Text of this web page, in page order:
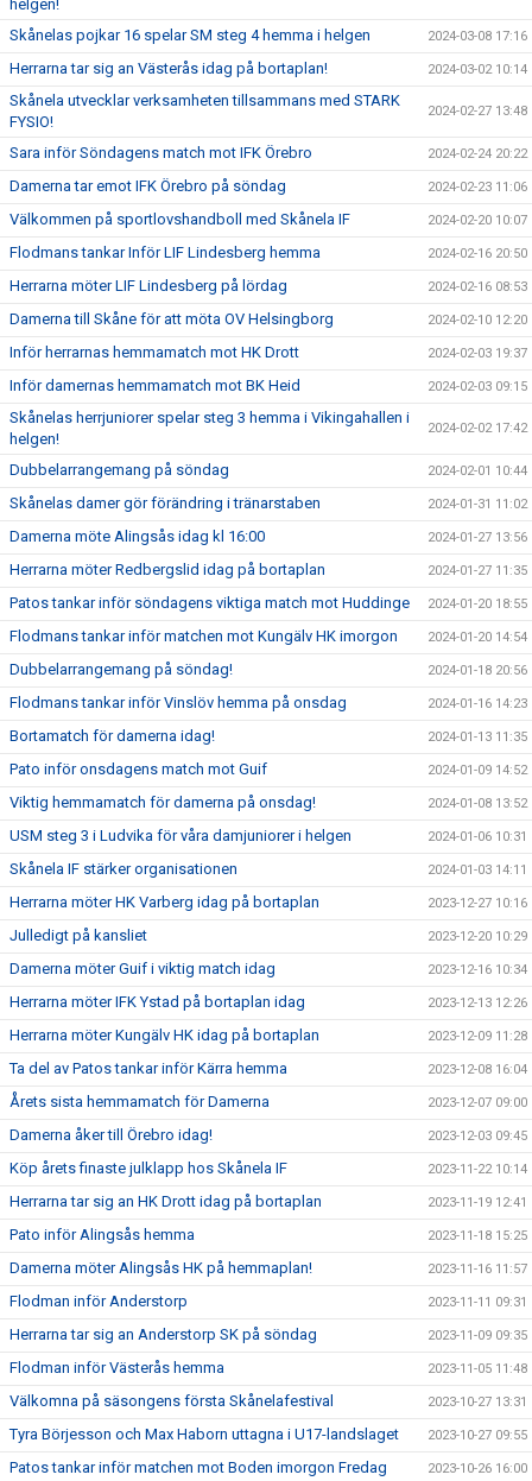
helgen!
Skånelas pojkar 16 spelar SM steg 4 hemma i helgen 2024-03-08 17:16
Herrarna tar sig an Västerås idag på bortaplan! 2024-03-02 10:14
Skånela utvecklar verksamheten tillsammans med STARK
FYSIO!
2024-02-27 13:48
Sara inför Söndagens match mot IFK Örebro 2024-02-24 20:22
Damerna tar emot IFK Örebro på söndag 2024-02-23 11:06
Välkommen på sportlovshandboll med Skånela IF 2024-02-20 10:07
Flodmans tankar Inför LIF Lindesberg hemma 2024-02-16 20:50
Herrarna möter LIF Lindesberg på lördag 2024-02-16 08:53
Damerna till Skåne för att möta OV Helsingborg 2024-02-10 12:20
Inför herrarnas hemmamatch mot HK Drott 2024-02-03 19:37
Inför damernas hemmamatch mot BK Heid 2024-02-03 09:15
Skånelas herrjuniorer spelar steg 3 hemma i Vikingahallen i
helgen!
2024-02-02 17:42
Dubbelarrangemang på söndag 2024-02-01 10:44
Skånelas damer gör förändring i tränarstaben 2024-01-31 11:02
Damerna möte Alingsås idag kl 16:00 2024-01-27 13:56
Herrarna möter Redbergslid idag på bortaplan 2024-01-27 11:35
Patos tankar inför söndagens viktiga match mot Huddinge 2024-01-20 18:55
Flodmans tankar inför matchen mot Kungälv HK imorgon 2024-01-20 14:54
Dubbelarrangemang på söndag! 2024-01-18 20:56
Flodmans tankar inför Vinslöv hemma på onsdag 2024-01-16 14:23
Bortamatch för damerna idag! 2024-01-13 11:35
Pato inför onsdagens match mot Guif 2024-01-09 14:52
Viktig hemmamatch för damerna på onsdag! 2024-01-08 13:52
USM steg 3 i Ludvika för våra damjuniorer i helgen 2024-01-06 10:31
Skånela IF stärker organisationen 2024-01-03 14:11
Herrarna möter HK Varberg idag på bortaplan 2023-12-27 10:16
Julledigt på kansliet 2023-12-20 10:29
Damerna möter Guif i viktig match idag 2023-12-16 10:34
Herrarna möter IFK Ystad på bortaplan idag 2023-12-13 12:26
Herrarna möter Kungälv HK idag på bortaplan 2023-12-09 11:28
Ta del av Patos tankar inför Kärra hemma 2023-12-08 16:04
Årets sista hemmamatch för Damerna 2023-12-07 09:00
Damerna åker till Örebro idag! 2023-12-03 09:45
Köp årets finaste julklapp hos Skånela IF 2023-11-22 10:14
Herrarna tar sig an HK Drott idag på bortaplan 2023-11-19 12:41
Pato inför Alingsås hemma 2023-11-18 15:25
Damerna möter Alingsås HK på hemmaplan! 2023-11-16 11:57
Flodman inför Anderstorp 2023-11-11 09:31
Herrarna tar sig an Anderstorp SK på söndag 2023-11-09 09:35
Flodman inför Västerås hemma 2023-11-05 11:48
Välkomna på säsongens första Skånelafestival 2023-10-27 13:31
Tyra Börjesson och Max Haborn uttagna i U17-landslaget 2023-10-27 09:55
Patos tankar inför matchen mot Boden imorgon Fredag 2023-10-26 16:00